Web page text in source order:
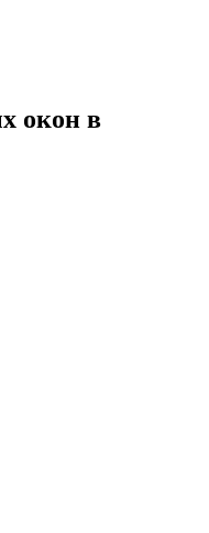
окон в